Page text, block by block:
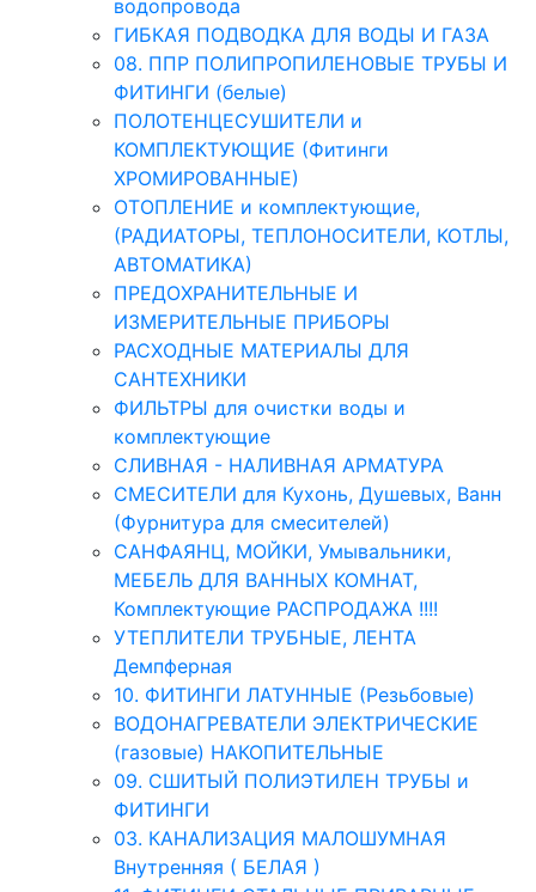
водопровода
ГИБКАЯ ПОДВОДКА ДЛЯ ВОДЫ И ГАЗА
08. ППР ПОЛИПРОПИЛЕНОВЫЕ ТРУБЫ И
ФИТИНГИ (белые)
ПОЛОТЕНЦЕСУШИТЕЛИ и
КОМПЛЕКТУЮЩИЕ (Фитинги
ХРОМИРОВАННЫЕ)
ОТОПЛЕНИЕ и комплектующие,
(РАДИАТОРЫ, ТЕПЛОНОСИТЕЛИ, КОТЛЫ,
АВТОМАТИКА)
ПРЕДОХРАНИТЕЛЬНЫЕ И
ИЗМЕРИТЕЛЬНЫЕ ПРИБОРЫ
РАСХОДНЫЕ МАТЕРИАЛЫ ДЛЯ
САНТЕХНИКИ
ФИЛЬТРЫ для очистки воды и
комплектующие
СЛИВНАЯ - НАЛИВНАЯ АРМАТУРА
СМЕСИТЕЛИ для Кухонь, Душевых, Ванн
(Фурнитура для смесителей)
САНФАЯНЦ, МОЙКИ, Умывальники,
МЕБЕЛЬ ДЛЯ ВАННЫХ КОМНАТ,
Комплектующие РАСПРОДАЖА !!!!
УТЕПЛИТЕЛИ ТРУБНЫЕ, ЛЕНТА
Демпферная
10. ФИТИНГИ ЛАТУННЫЕ (Резьбовые)
ВОДОНАГРЕВАТЕЛИ ЭЛЕКТРИЧЕСКИЕ
(газовые) НАКОПИТЕЛЬНЫЕ
09. СШИТЫЙ ПОЛИЭТИЛЕН ТРУБЫ и
ФИТИНГИ
03. КАНАЛИЗАЦИЯ МАЛОШУМНАЯ
Внутренняя ( БЕЛАЯ )